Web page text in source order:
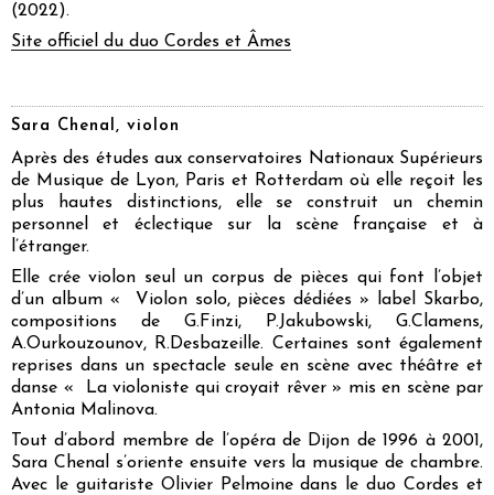
(2022).
Site officiel du duo Cordes et Âmes
Sara Chenal, violon
Après des études aux conservatoires Nationaux Supérieurs
de Musique de Lyon, Paris et Rotterdam où elle reçoit les
plus hautes distinctions, elle se construit un chemin
personnel et éclectique sur la scène française et à
l’étranger.
Elle crée violon seul un corpus de pièces qui font l’objet
d’un album « Violon solo, pièces dédiées » label Skarbo,
compositions de G.Finzi, P.Jakubowski, G.Clamens,
A.Ourkouzounov, R.Desbazeille. Certaines sont également
reprises dans un spectacle seule en scène avec théâtre et
danse « La violoniste qui croyait rêver » mis en scène par
Antonia Malinova.
Tout d’abord membre de l’opéra de Dijon de 1996 à 2001,
Sara Chenal s’oriente ensuite vers la musique de chambre.
Avec le guitariste Olivier Pelmoine dans le duo Cordes et